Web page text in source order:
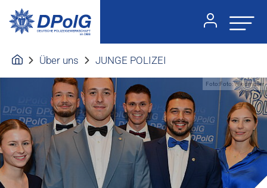
Über uns JUNGE POLIZEI
Foto:Foto: Windmüller